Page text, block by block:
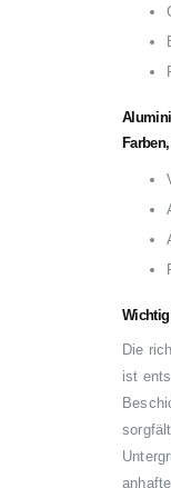
Die
ist